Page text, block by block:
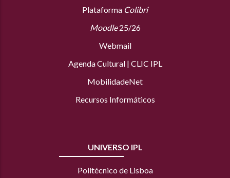
Plataforma Colibri
Moodle25/26
Webmail
Agenda Cultural| CLIC IPL
MobilidadeNet
Recursos Informáticos
UNIVERSO IPL
Politécnico de Lisboa